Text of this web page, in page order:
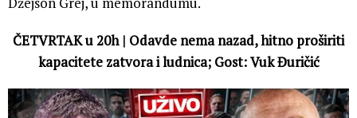
ČETVRTAK u 20h | Odavde nema nazad, hitno proširiti
kapacitete zatvora i ludnica; Gost: Vuk Đuričić